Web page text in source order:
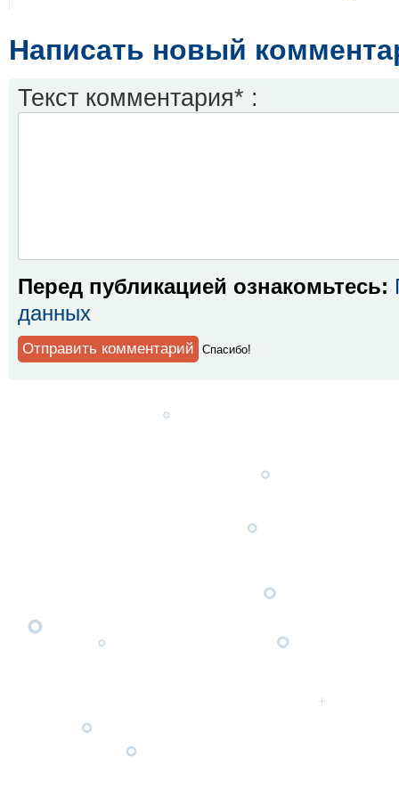
Написать новый
Текст комментария* :
Перед публикацией ознакомьтесь:
данных
Спaсибо!